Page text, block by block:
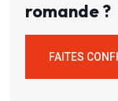
romande ?
FAITES